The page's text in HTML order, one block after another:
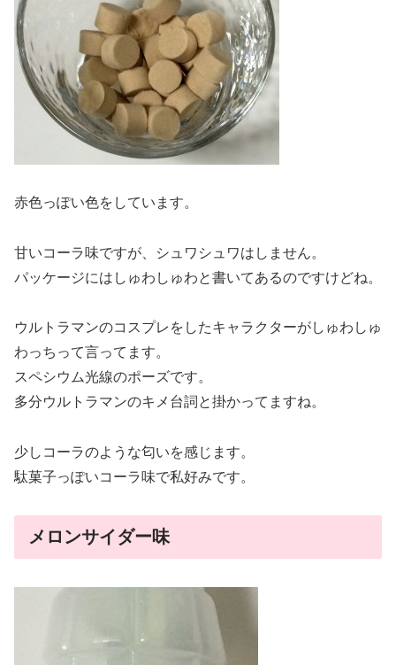
赤色っぽい色をしています。
甘いコーラ味ですが、シュワシュワはしません。
パッケージにはしゅわしゅわと書いてあるのですけどね。
ウルトラマンのコスプレをしたキャラクターがしゅわしゅ
わっちって言ってます。
スペシウム光線のポーズです。
多分ウルトラマンのキメ台詞と掛かってますね。
少しコーラのような匂いを感じます。
駄菓子っぽいコーラ味で私好みです。
メロンサイダー味